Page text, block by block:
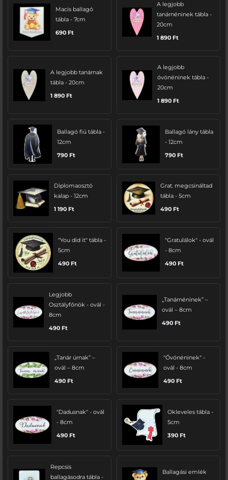
Macis ballagó
tábla - 7cm
690 Ft
A legjobb
tanárnéninek tábla -
20cm
1 890 Ft
A legjobb tanárnak
tábla - 20cm
1 890 Ft
A legjobb
óvónéninek tábla -
20cm
1 890 Ft
Ballagó fiú tábla -
12cm
790 Ft
Ballagó lány tábla
- 12cm
790 Ft
Diplomaosztó
kalap - 12cm
1 190 Ft
Grat. megcsináltad
tábla - 5cm
490 Ft
"You did it" tábla -
5cm
490 Ft
"Gratulálok" - ovál
- 8cm
490 Ft
Legjobb
Osztályfőnök - ovál -
8cm
490 Ft
„Tanárnéninek” –
ovál – 8cm
490 Ft
„Tanár úrnak” –
ovál – 8cm
490 Ft
"Óvónéninek" -
ovál - 8cm
490 Ft
"Dadusnak" - ovál
- 8cm
490 Ft
Okleveles tábla -
5cm
390 Ft
Repcsis
ballagásodra tábla -
Ballagási emlék